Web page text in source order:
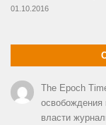
01.10.2016
The Epoch
освобождения
власти